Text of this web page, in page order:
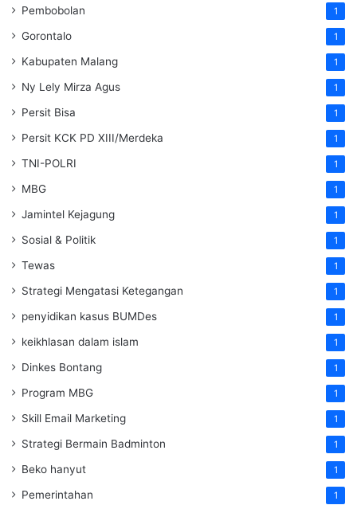
Pembobolan 1
Gorontalo 1
Kabupaten Malang 1
Ny Lely Mirza Agus 1
Persit Bisa 1
Persit KCK PD XIII/Merdeka 1
TNI-POLRI 1
MBG 1
Jamintel Kejagung 1
Sosial & Politik 1
Tewas 1
Strategi Mengatasi Ketegangan 1
penyidikan kasus BUMDes 1
keikhlasan dalam islam 1
Dinkes Bontang 1
Program MBG 1
Skill Email Marketing 1
Strategi Bermain Badminton 1
Beko hanyut 1
Pemerintahan 1